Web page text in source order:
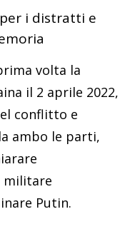
i distratti e
volta la
il 2 aprile 2022,
conflitto e
ambo le parti,
militare
Putin.